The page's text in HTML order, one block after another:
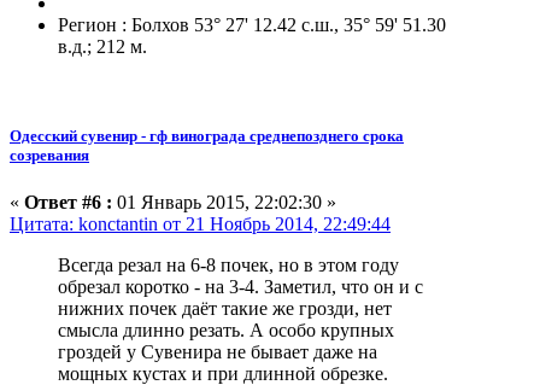
Регион : Болхов 53° 27' 12.42 с.ш., 35° 59' 51.30
в.д.; 212 м.
Одесский сувенир - гф винограда среднепозднего срока
созревания
« Ответ #6 : 01 Январь 2015, 22:02:30 »
Цитата: konctantin от 21 Ноябрь 2014, 22:49:44
Всегда резал на 6-8 почек, но в этом году
обрезал коротко - на 3-4. Заметил, что он и с
нижних почек даёт такие же грозди, нет
смысла длинно резать. А особо крупных
гроздей у Сувенира не бывает даже на
мощных кустах и при длинной обрезке.